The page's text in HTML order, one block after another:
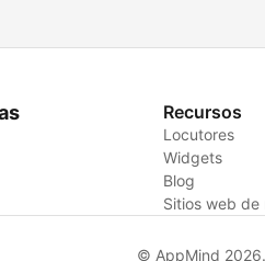
Recursos
Locutores
Widgets
Blog
Sitios web
© AppMind